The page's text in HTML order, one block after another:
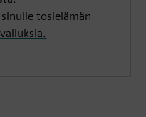
tosielämän